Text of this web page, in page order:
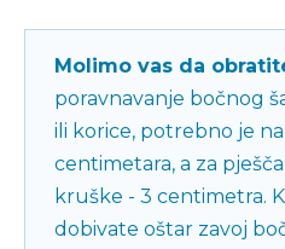
Molimo vas da
poravnavanje bočnog
ili korice, potrebno je
centimetara, a za
kruške - 3 centimetra.
dobivate oštar zavoj